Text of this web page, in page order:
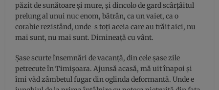
păzit de sunătoare și mure, și dincolo de gard scârțâitul
prelung al unui nuc enom, bătrân, ca un vaiet, ca o
corabie rezistând, unde-s toți aceia care au trăit aici, nu
mai sunt, nu mai sunt. Dimineață cu vânt.
Șase scurte însemnări de vacanță, din cele șase zile
petrecute în Timișoara. Ajunsă acasă, mă uit înapoi și
îmi văd zâmbetul fugar din oglinda deformantă. Unde e